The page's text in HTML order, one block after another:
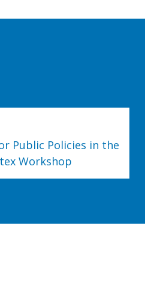
Public Policies in the
Workshop